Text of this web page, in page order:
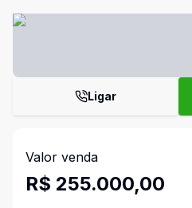
Ligar
Valor venda
R$ 255.000,00